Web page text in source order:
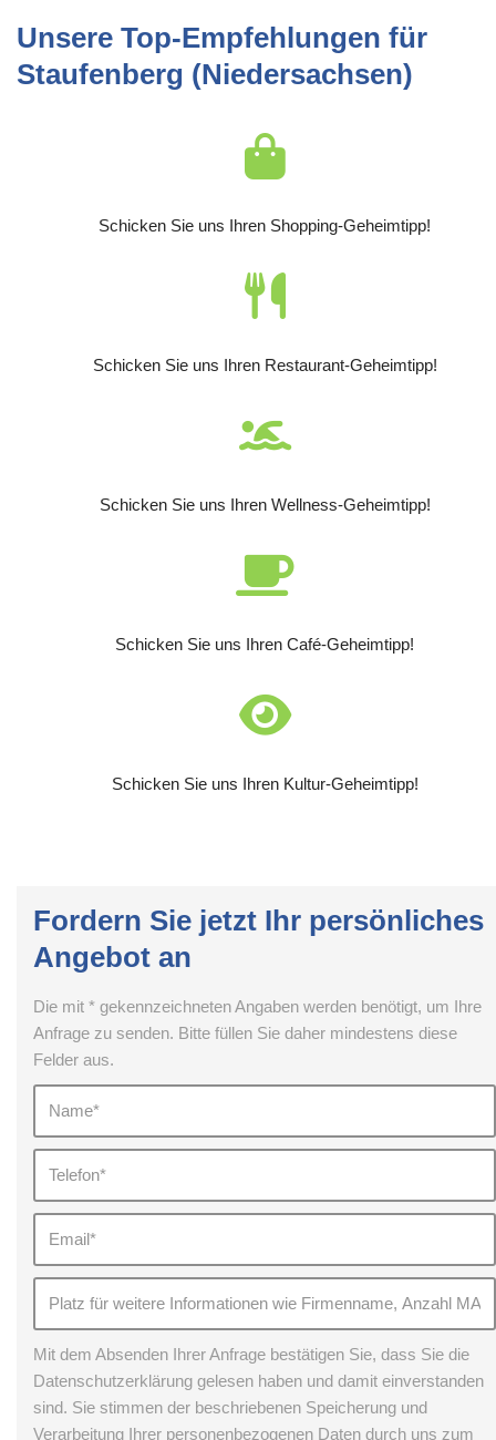
Unsere Top-Empfehlungen für
Staufenberg (Niedersachsen)
Schicken Sie uns Ihren Shopping-Geheimtipp!
Schicken Sie uns Ihren Restaurant-Geheimtipp!
Schicken Sie uns Ihren Wellness-Geheimtipp!
Schicken Sie uns Ihren Café-Geheimtipp!
Schicken Sie uns Ihren Kultur-Geheimtipp!
Fordern Sie jetzt Ihr persönliches
Angebot an
Die mit * gekennzeichneten Angaben werden benötigt, um Ihre
Anfrage zu senden. Bitte füllen Sie daher mindestens diese
Felder aus.
Mit dem Absenden Ihrer Anfrage bestätigen Sie, dass Sie die
Datenschutzerklärung gelesen haben und damit einverstanden
sind. Sie stimmen der beschriebenen Speicherung und
Verarbeitung Ihrer personenbezogenen Daten durch uns zum